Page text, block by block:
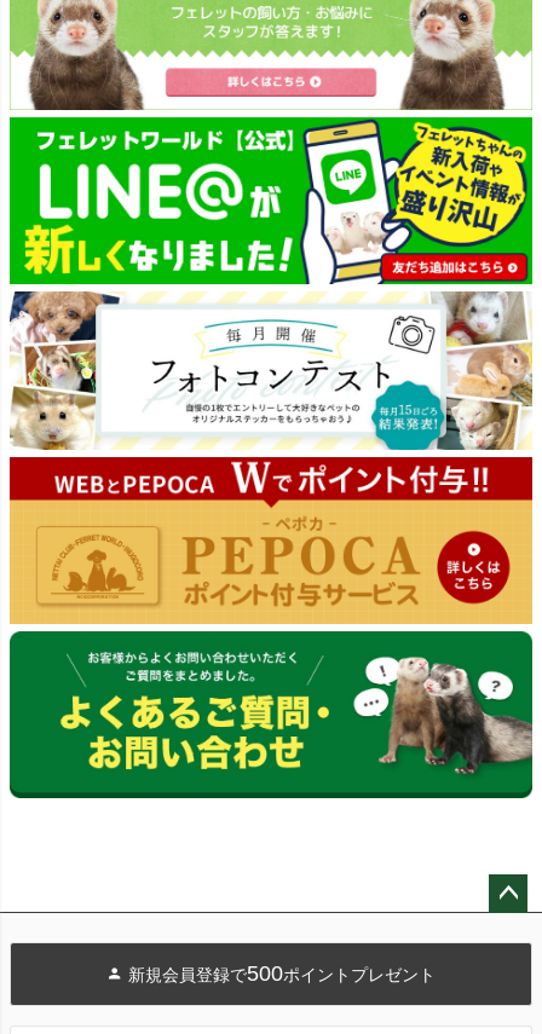
へ
新規会員登録で500ポイントプレゼント